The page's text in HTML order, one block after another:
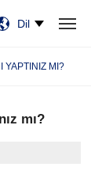
Dil
YAPTINIZ MI?
mı?